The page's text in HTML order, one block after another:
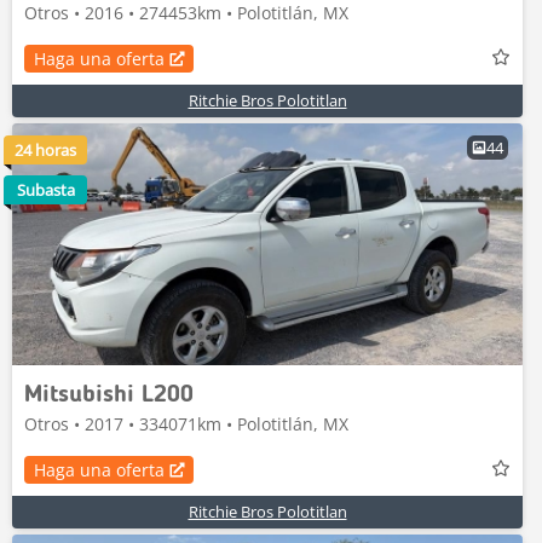
Otros • 2016 • 274453km • Polotitlán, MX
Haga una oferta
Ritchie Bros Polotitlan
44
Mitsubishi L200
Otros • 2017 • 334071km • Polotitlán, MX
Haga una oferta
Ritchie Bros Polotitlan
24 horas
Subasta